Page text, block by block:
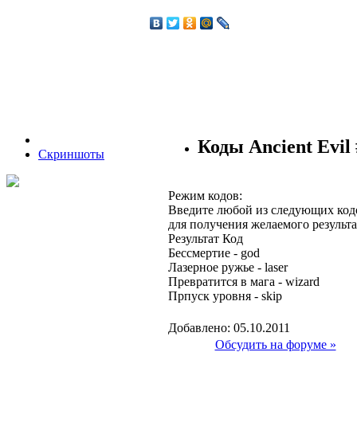
Скриншоты Коды Ancient Evil
Режим кодов:
Введите любой из следующих
для получения желаемого
Результат Код
Бессмертие - god
Лазерное ружье - laser
Превратится в мага - wizard
Прпуск уровня - skip
Добавлено: 05.10.2011
Обсудить на форуме »